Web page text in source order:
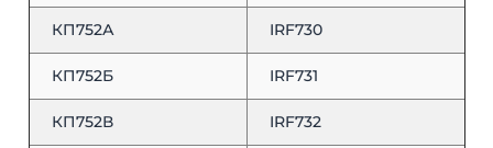
КП752А IRF730
КП752Б IRF731
КП752В IRF732